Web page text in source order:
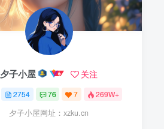
夕子小屋 关注
2754 76 7 269W+
夕子小屋网址：xzku.cn